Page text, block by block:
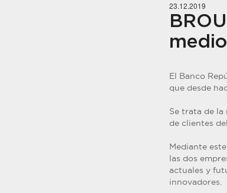
23.12.2019
El Banco
que desde
Se trata de la
de clientes
Mediante
las dos
actuales y
innovadores.